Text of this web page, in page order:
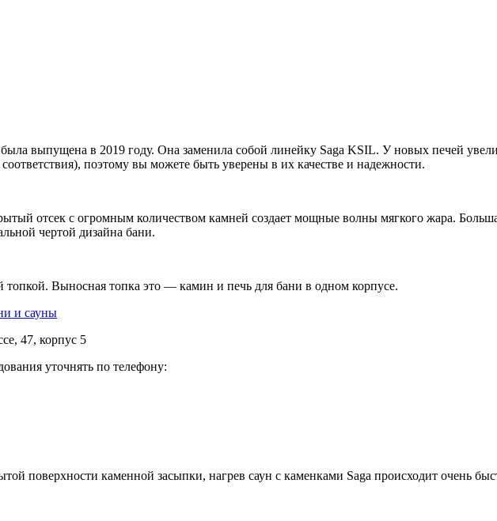
выпущена в 2019 году. Она заменила собой линейку Saga KSIL. У новых печей
поэтому вы можете быть уверены в их качестве и надежности.
отсек с огромным количеством камней создает мощные волны мягкого жара.
чертой дизайна бани.
Выносная топка это — камин и печь для бани в одном корпусе.
и cауны
47, корпус 5
уточнять по телефону:
поверхности каменной засыпки, нагрев саун с каменками Saga происходит очень